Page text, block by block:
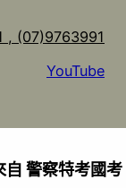
, (07)9763991
YouTube
自 警察特考國